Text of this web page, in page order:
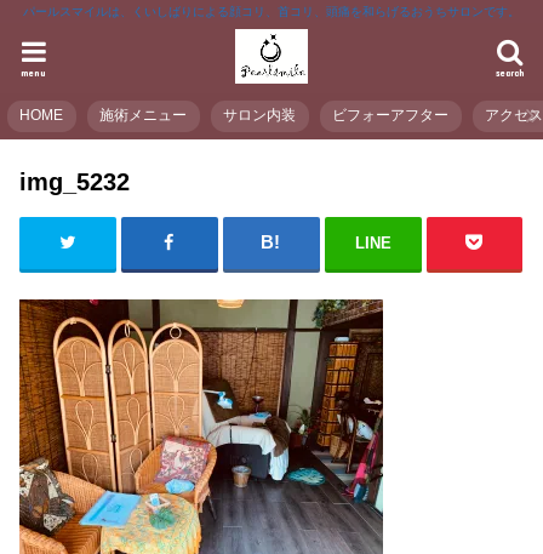
パールスマイルは、くいしばりによる顔コリ、首コリ、頭痛を和らげるおうちサロンです。
search
menu
HOME 施術メニュー サロン内装 ビフォーアフター アクセス
img_5232
LINE